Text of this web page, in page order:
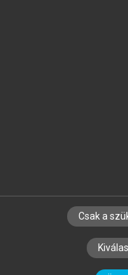
SZERZŐKNEK
Csak a